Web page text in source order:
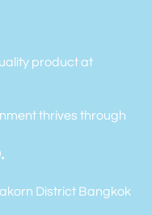
product at
thrives through
District Bangkok